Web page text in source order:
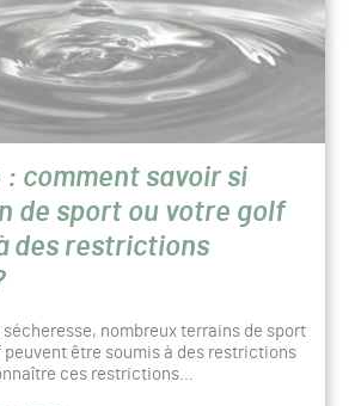
: comment savoir si
de sport ou votre golf
des restrictions
sécheresse, nombreux terrains de sport
peuvent être soumis à des restrictions
ces restrictions…